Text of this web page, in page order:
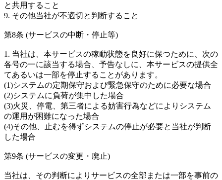
と共用すること
9. その他当社が不適切と判断すること
第8条 (サービスの中断・停止等)
1. 当社は、本サービスの稼動状態を良好に保つために、次の
各号の一に該当する場合、予告なしに、本サービスの提供全
てあるいは一部を停止することがあります。
(1)システムの定期保守および緊急保守のために必要な場合
(2)システムに負荷が集中した場合
(3)火災、停電、第三者による妨害行為などによりシステム
の運用が困難になった場合
(4)その他、止むを得ずシステムの停止が必要と当社が判断
した場合
第9条 (サービスの変更・廃止)
当社は、その判断によりサービスの全部または一部を事前の